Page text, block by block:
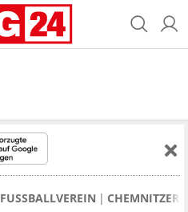
FUSSBALLVEREIN CHEMNITZER